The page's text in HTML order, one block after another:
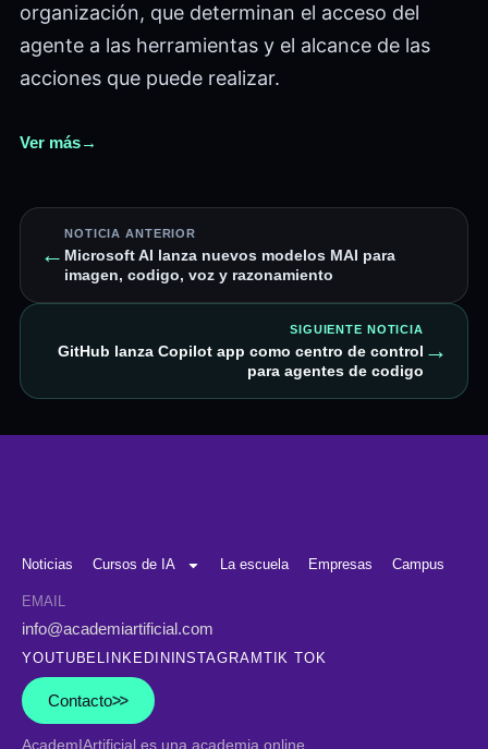
organización, que determinan el acceso del
agente a las herramientas y el alcance de las
acciones que puede realizar.
Ver más→
←
NOTICIA ANTERIOR
Microsoft AI lanza nuevos modelos MAI para
imagen, codigo, voz y razonamiento
SIGUIENTE NOTICIA
GitHub lanza Copilot app como centro de control
para agentes de codigo
→
Noticias Cursos de IA La escuela Empresas Campus
EMAIL
info@academiartificial.com
YOUTUBE LINKEDIN INSTAGRAM TIK TOK
Contacto
AcademIArtificial es una academia online